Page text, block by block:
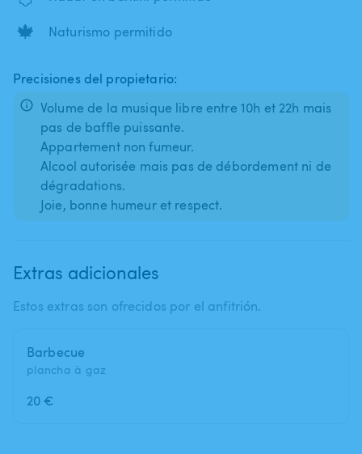
🍁 Naturismo permitido
Precisiones del propietario:
Volume de la musique libre entre 10h et 22h mais
pas de baffle puissante.
Appartement non fumeur.
Alcool autorisée mais pas de débordement ni de
dégradations.
Extras adicionales
Estos extras son ofrecidos por el anfitrión.
Barbecue
plancha à gaz
20 €